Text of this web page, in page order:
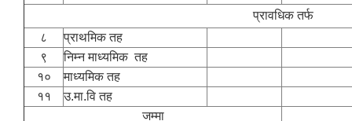
प्रावधिक तर्फ
८
प्राथमिक तह
९
निम्न माध्यमिक तह
१०
माध्यमिक तह
११
उ.मा.वि तह
जम्मा